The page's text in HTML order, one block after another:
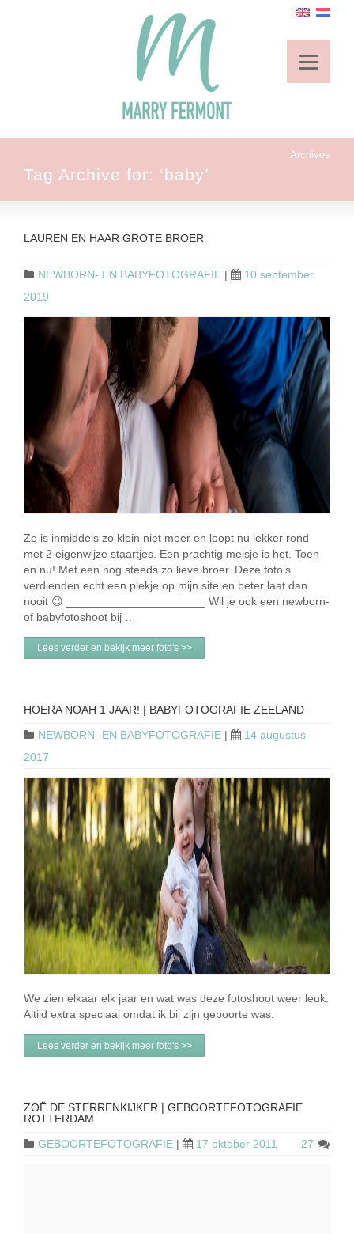
Archives
Tag Archive for: ‘baby’
LAUREN EN HAAR GROTE BROER
NEWBORN- EN BABYFOTOGRAFIE |
10 september
2019
Ze is inmiddels zo klein niet meer en loopt nu lekker rond
met 2 eigenwijze staartjes. Een prachtig meisje is het. Toen
en nu! Met een nog steeds zo lieve broer. Deze foto’s
verdienden echt een plekje op mijn site en beter laat dan
nooit 😉 ______________________ Wil je ook een newborn-
of babyfotoshoot bij …
Lees verder en bekijk meer foto's >>
HOERA NOAH 1 JAAR! | BABYFOTOGRAFIE ZEELAND
NEWBORN- EN BABYFOTOGRAFIE |
14 augustus
2017
We zien elkaar elk jaar en wat was deze fotoshoot weer leuk.
Altijd extra speciaal omdat ik bij zijn geboorte was.
Lees verder en bekijk meer foto's >>
ZOË DE STERRENKIJKER | GEBOORTEFOTOGRAFIE
ROTTERDAM
GEBOORTEFOTOGRAFIE | 17 oktober 2011 27